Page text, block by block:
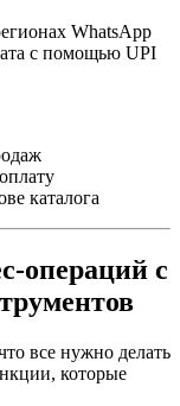
WhatsApp
с помощью UPI
каталога
операций с
все нужно делать
которые